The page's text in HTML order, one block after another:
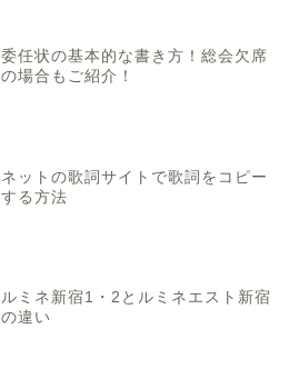
委任状の基本的な書き方！総会欠席
の場合もご紹介！
ネットの歌詞サイトで歌詞をコピー
する方法
ルミネ新宿1・2とルミネエスト新宿
の違い